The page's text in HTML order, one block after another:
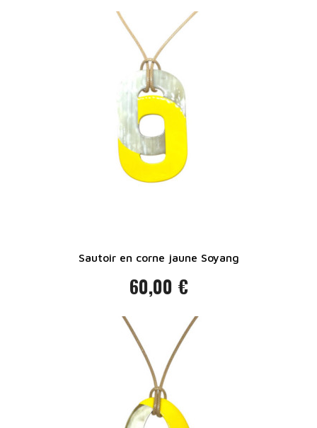
Sautoir en corne jaune Soyang
Prix
60,00 €